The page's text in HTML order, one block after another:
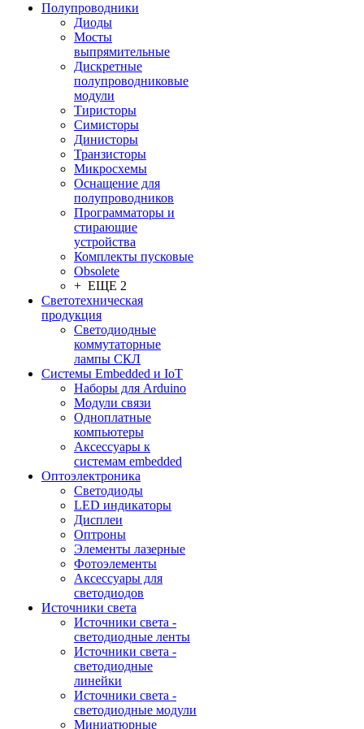
Полупроводники
Диоды
Мосты
выпрямительные
Дискретные
полупроводниковые
модули
Тиристоры
Симисторы
Динисторы
Транзисторы
Микросхемы
Оснащение для
полупроводников
Программаторы и
стирающие
устройства
Комплекты пусковые
Obsolete
+ ЕЩЕ 2
Светотехническая
продукция
Светодиодные
коммутаторные
лампы СКЛ
Системы Embedded и IoT
Наборы для Arduino
Модули связи
Одноплатные
компьютеры
Аксессуары к
системам embedded
Oптоэлектроника
Светодиоды
LED индикаторы
Дисплеи
Оптроны
Элементы лазерные
Фотоэлементы
Аксессуары для
светодиодов
Источники света
Источники света -
светодиодные ленты
Источники света -
светодиодные
линейки
Источники света -
светодиодные модули
Миниатюрные